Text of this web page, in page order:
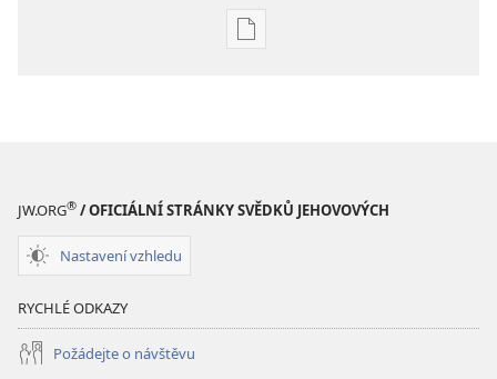
Formáty
Písma
JW.ORG® / OFICIÁLNÍ STRÁNKY SVĚDKŮ JEHOVOVÝCH
Nastavení vzhledu
RYCHLÉ ODKAZY
Požádejte o návštěvu